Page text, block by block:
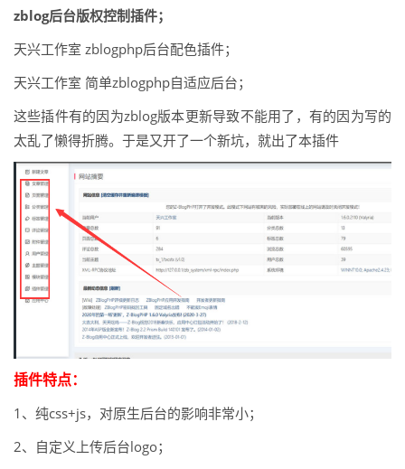
zblog后台版权控制插件；
天兴工作室 zblogphp后台配色插件；
天兴工作室 简单zblogphp自适应后台；
这些插件有的因为zblog版本更新导致不能用了，有的因为写的
太乱了懒得折腾。于是又开了一个新坑，就出了本插件
插件特点：
1、纯css+js，对原生后台的影响非常小；
2、自定义上传后台logo；